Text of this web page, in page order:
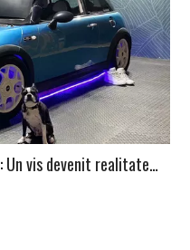
Un vis devenit realitate…